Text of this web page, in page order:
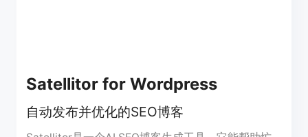
Satellitor for Wordpress
自动发布并优化的SEO博客